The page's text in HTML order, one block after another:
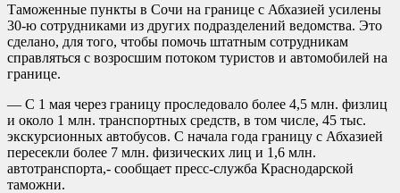
Таможенные пункты в Сочи на границе с Абхазией усилены
30-ю сотрудниками из других подразделений ведомства. Это
сделано, для того, чтобы помочь штатным сотрудникам
справляться с возросшим потоком туристов и автомобилей на
границе.
— С 1 мая через границу проследовало более 4,5 млн. физлиц
и около 1 млн. транспортных средств, в том числе, 45 тыс.
экскурсионных автобусов. С начала года границу с Абхазией
пересекли более 7 млн. физических лиц и 1,6 млн.
автотранспорта,- сообщает пресс-служба Краснодарской
таможни.